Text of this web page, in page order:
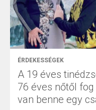
ÉRDEKESSÉGEK
A 19 éves
76 éves nőtől
van benne egy